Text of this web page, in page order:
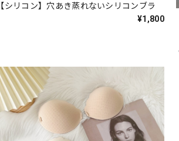
【シリコン】穴あき蒸れないシリコンブラ
¥1,800